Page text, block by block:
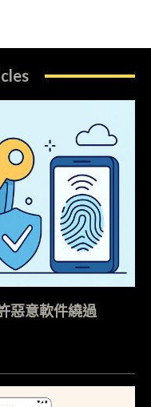
惡意軟件繞過